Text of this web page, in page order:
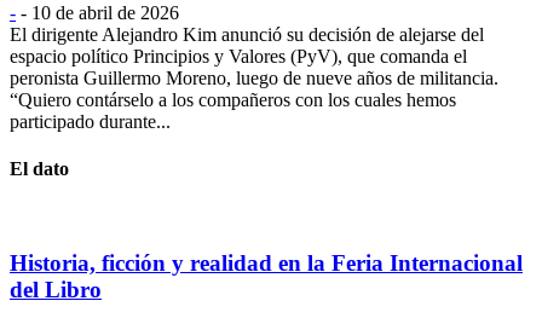
- - 10 de abril de 2026
El dirigente Alejandro Kim anunció su decisión de alejarse del
espacio político Principios y Valores (PyV), que comanda el
peronista Guillermo Moreno, luego de nueve años de militancia.
“Quiero contárselo a los compañeros con los cuales hemos
participado durante...
El dato
Historia, ficción y realidad en la Feria Internacional
del Libro